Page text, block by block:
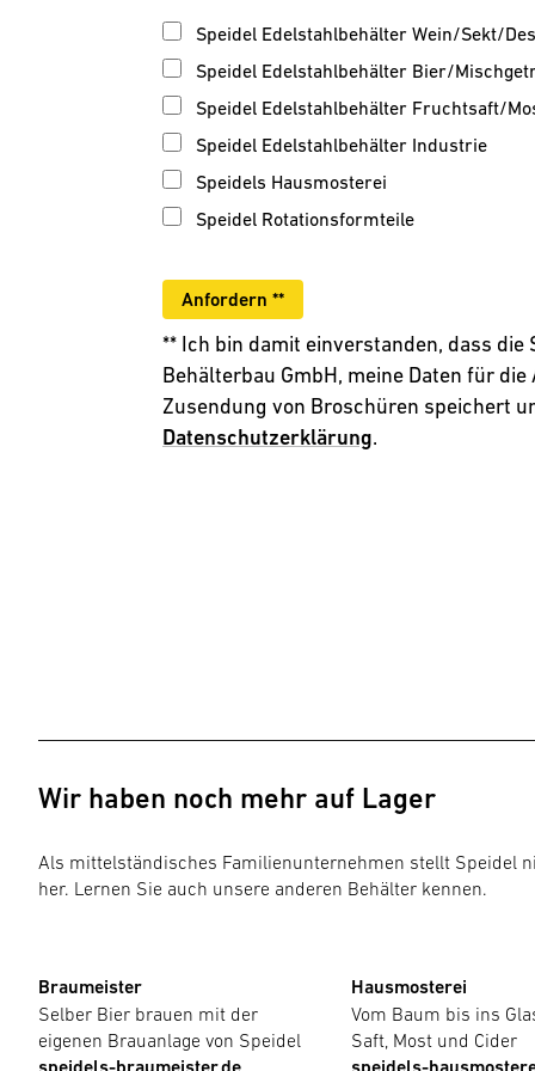
Speidel Edelstahlbehälter Wein/Sekt/
Speidel Edelstahlbehälter Bier/
Speidel Edelstahlbehälter Fruchtsaft/
Speidel Edelstahlbehälter Industrie
Speidels Hausmosterei
Speidel Rotationsformteile
** Ich bin damit einverstanden, dass die
Behälterbau GmbH, meine Daten für
Zusendung von Broschüren speichert
Datenschutzerklärung.
Wir haben noch mehr auf Lager
Als mittelständisches Familienunternehmen stellt Speidel
her. Lernen Sie auch unsere anderen Behälter kennen.
Braumeister
Selber Bier brauen mit der
eigenen Brauanlage von Speidel
Hausmosterei
Vom Baum bis ins
Saft, Most und Cider